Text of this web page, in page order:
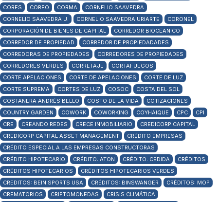
CORES
CORFO CORMA
CORNELIO SAAVEDRA
CORNELIO SAAVEDRA U.
CORNELIO SAAVEDRA URIARTE
CORONEL
CORPORACIÓN DE BIENES DE CAPITAL
CORREDOR BIOCEANICO
CORREDOR DE PROPIEDAD
CORREDOR DE PROPIEDADADES
CORREDORAS DE PROPIEDADES
CORREDORES DE PROPIEDADES
CORREDORES VERDES
CORRETAJE
CORTAFUEGOS
CORTE APELACIONES
CORTE DE APELACIONES
CORTE DE LUZ
CORTE SUPREMA
CORTES DE LUZ COSOC
COSTA DEL SOL
COSTANERA ANDRÉS BELLO
COSTO DE LA VIDA
COTIZACIONES
COUNTRY GARDEN
COWORK COWORKING COYHAIQUE CPC
CPI
CRE
CREANDO REDES CRECE INMOBILIARIO
CREDICORP CAPITAL
CREDICORP CAPITAL ASSET MANAGEMENT
CRÉDITO EMPRESAS
CRÉDITO ESPECIAL A LAS EMPRESAS CONSTRUCTORAS
CRÉDITO HIPOTECARIO
CRÉDITO: ATON CRÉDITO: CEDIDA
CRÉDITOS
CRÉDITOS HIPOTECARIOS
CRÉDITOS HIPOTECARIOS VERDES
CREDITOS: BEIN SPORTS USA
CRÉDITOS: BINSWANGER
CRÉDITOS: MOP
CREMATORIOS
CRIPTOMONEDAS CRISIS CLIMÁTICA